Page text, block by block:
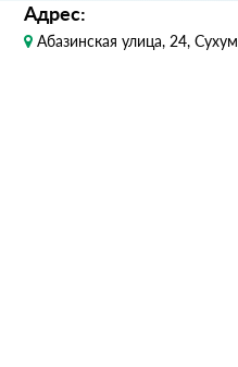
Адрес:
Абазинская улица, 24, Сухум